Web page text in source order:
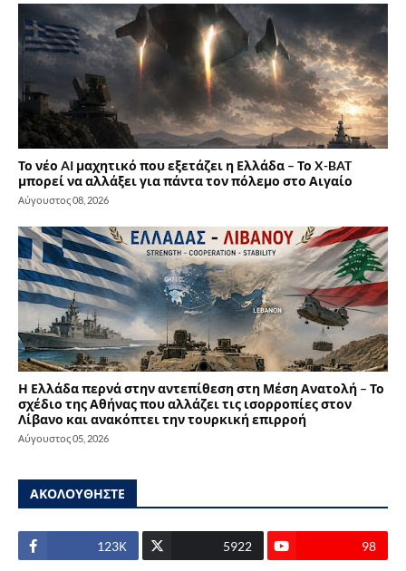
Το νέο AI μαχητικό που εξετάζει η Ελλάδα – Το X-BAT
μπορεί να αλλάξει για πάντα τον πόλεμο στο Αιγαίο
Αύγουστος 08, 2026
Η Ελλάδα περνά στην αντεπίθεση στη Μέση Ανατολή – Το
σχέδιο της Αθήνας που αλλάζει τις ισορροπίες στον
Λίβανο και ανακόπτει την τουρκική επιρροή
Αύγουστος 05, 2026
ΑΚΟΛΟΥΘΗΣΤΕ
123Κ 5922 98